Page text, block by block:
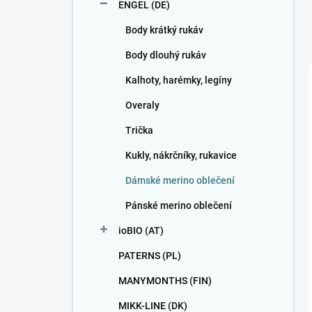
ENGEL (DE)
Body krátký rukáv
Body dlouhý rukáv
Kalhoty, harémky, legíny
Overaly
Trička
Kukly, nákrčníky, rukavice
Dámské merino oblečení
Pánské merino oblečení
ioBIO (AT)
PATERNS (PL)
MANYMONTHS (FIN)
MIKK-LINE (DK)